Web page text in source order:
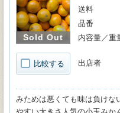
Sold Out
比較する
送料
品番
内容量／重
出店者
みためは悪くても味は負けな